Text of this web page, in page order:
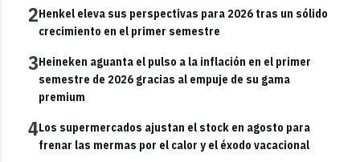
2Henkel eleva sus perspectivas para 2026 tras un sólido
crecimiento en el primer semestre
3Heineken aguanta el pulso a la inflación en el primer
semestre de 2026 gracias al empuje de su gama
premium
4Los supermercados ajustan el stock en agosto para
frenar las mermas por el calor y el éxodo vacacional